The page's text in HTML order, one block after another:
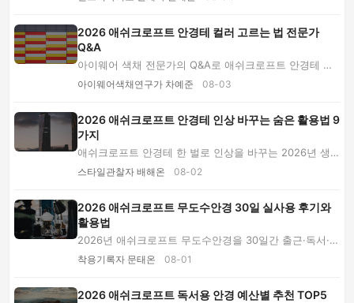
2026 애쉬크로프트 안경테 컬러 고르는 법 전문가
Q&A
아이웨어 색채 전문가의 Q&A로 애쉬크로프트 안경테 컬
러 선택법을 안내합니다. 블랙·브라운·투명 프레...
아이웨어색채연구가 차예준 08-03
2026 애쉬크로프트 안경테 인상 바꾸는 숨은 활용법 9
가지
애쉬크로프트 안경테 한 벌로 인상을 바꾸는 2026년 생
활 팁입니다. 눈썹 간격과 옷의 목선, 화상회의 ...
스타일관찰자 배해온 08-02
2026 애쉬크로프트 무도수안경 30일 실사용 후기와
활용법
2026년 애쉬크로프트 무도수안경을 30일간 출근·독서·외
출에 착용한 후기입니다. 착용감과 장단점, 피팅...
착용기록자 문태온 08-01
2026 애쉬크로프트 독서용 안경 예산별 추천 TOP5